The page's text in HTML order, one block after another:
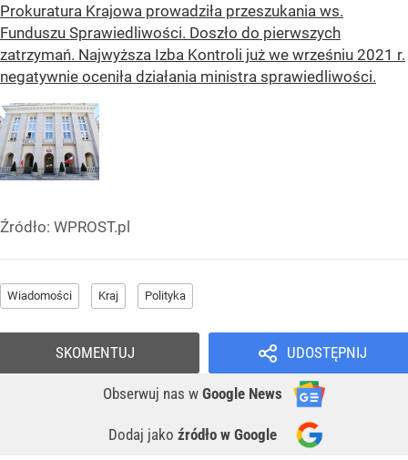
Prokuratura Krajowa prowadziła przeszukania ws.
Funduszu Sprawiedliwości. Doszło do pierwszych
zatrzymań. Najwyższa Izba Kontroli już we wrześniu 2021 r.
negatywnie oceniła działania ministra sprawiedliwości.
Źródło: WPROST.pl
Wiadomości Kraj Polityka
UDOSTĘPNIJ
Obserwuj nas w Google News
Dodaj jako źródło w Google
SKOMENTUJ